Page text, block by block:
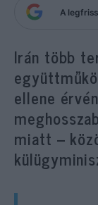
A
Irán több
ellene
miatt –